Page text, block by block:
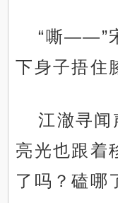
“嘶——”
下身子捂住
江澈寻闻
亮光也跟着
了吗？磕哪